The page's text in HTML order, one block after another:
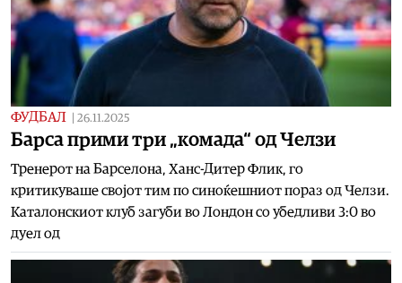
ФУДБАЛ 26.11.2025
Барса прими три „комада“ од Челзи
Тренерот на Барселона, Ханс-Дитер Флик, го
критикуваше својот тим по синоќешниот пораз од Челзи.
Каталонскиот клуб загуби во Лондон со убедливи 3:0 во
дуел од